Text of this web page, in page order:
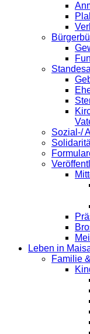
Sozial-/
Leben in
Familie